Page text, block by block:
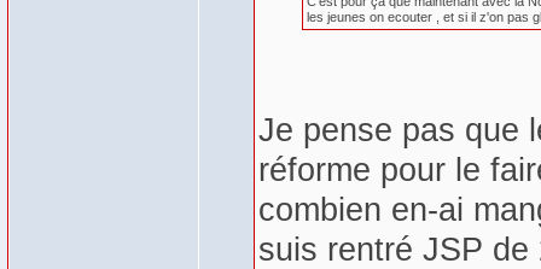
les jeunes on ecouter , et si il z'on pas
Je pense pas que
réforme pour le
combien en-ai
suis rentré JSP de